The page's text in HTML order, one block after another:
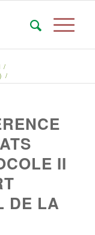
/
/
II
DE LA